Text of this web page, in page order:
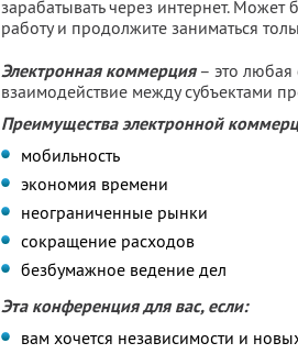
зарабатывать через интернет.
работу и продолжите заниматься
Электронная коммерция– это любая
взаимодействие между субъектами
Преимущества электронной
мобильность
экономия времени
неограниченные рынки
сокращение расходов
безбумажное ведение дел
Эта конференция для вас, если:
вам хочется независимости и